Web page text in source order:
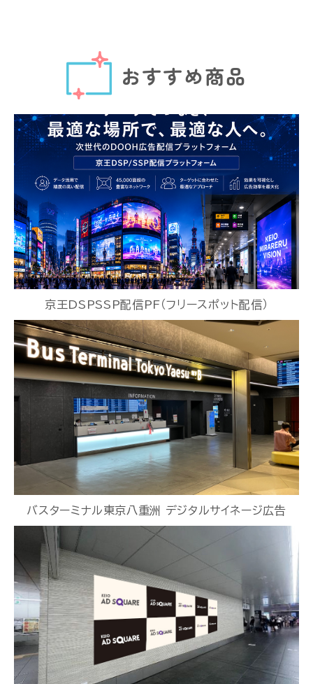
おすすめ商品
京王DSPSSP配信PF（フリースポット配信）
バスターミナル東京八重洲 デジタルサイネージ広告